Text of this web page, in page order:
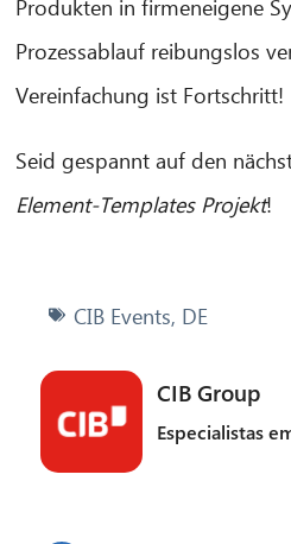
Produkten in firmeneigene
Prozessablauf reibungslos
Vereinfachung ist Fortschritt!
Seid gespannt auf den
Element-Templates Projekt!
CIB Events, DE
CIB Group
Especialistas